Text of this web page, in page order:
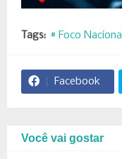
Tags: # Foco Nacional
Facebook
Você vai gostar